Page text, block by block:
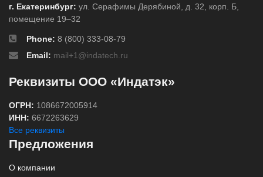
г. Екатеринбург: ул. Серафимы Дерябиной, д. 32, корп. Б,
помещение 19–32
Phone: 8 (800) 333-08-79
Email: mail+1@indatech.ru
Реквизиты ООО «Индатэк»
ОГРН: 1086672005914
ИНН: 6672263629
Все реквизиты
Предложения
О компании